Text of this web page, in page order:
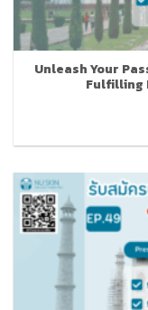
Unleash Your
Fulfilling